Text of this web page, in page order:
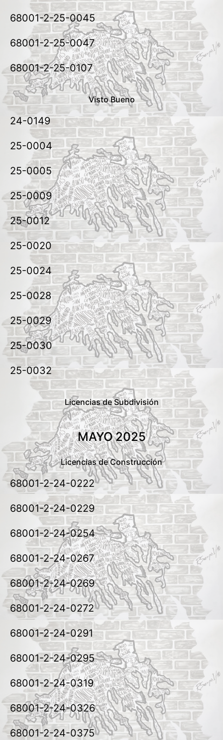
68001-2-25-0045
68001-2-25-0047
68001-2-25-0107
Visto Bueno
24-0149
25-0004
25-0005
25-0009
25-0012
25-0020
25-0024
25-0028
25-0029
25-0030
25-0032
Licencias de Subdivisión
MAYO 2025
Licencias de Construcción
68001-2-24-0222
68001-2-24-0229
68001-2-24-0254
68001-2-24-0267
68001-2-24-0269
68001-2-24-0272
68001-2-24-0291
68001-2-24-0295
68001-2-24-0319
68001-2-24-0326
68001-2-24-0375